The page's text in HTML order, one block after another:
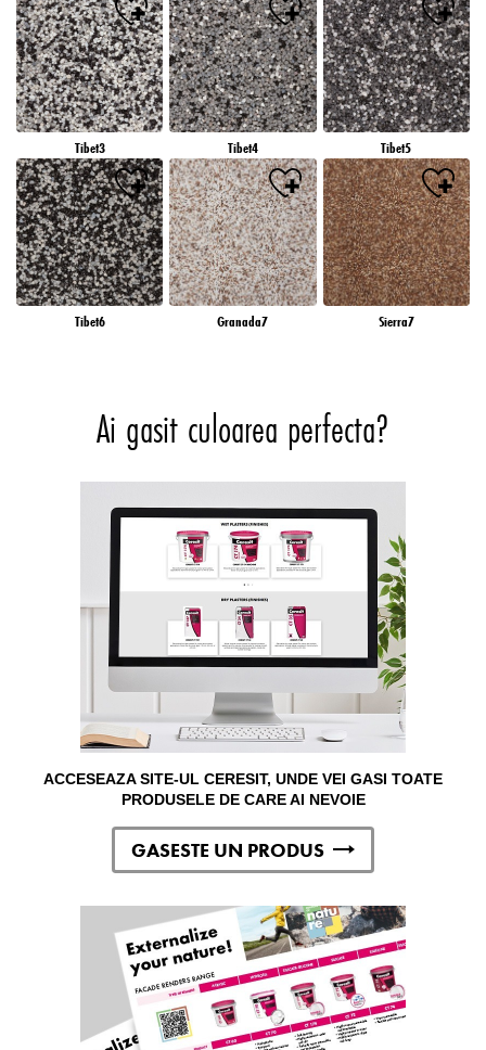
Tibet3 Tibet4 Tibet5
Tibet6 Granada7 Sierra7
Ai gasit culoarea perfecta?
ACCESEAZA SITE-UL CERESIT, UNDE VEI GASI TOATE
PRODUSELE DE CARE AI NEVOIE
GASESTE UN PRODUS